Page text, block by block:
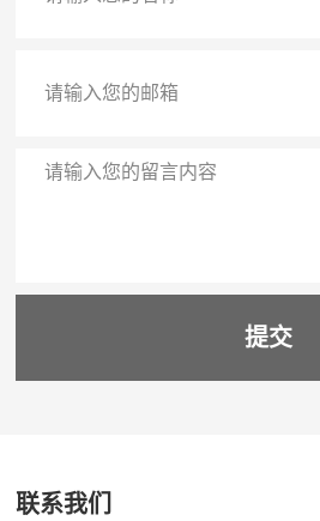
提交
联系我们